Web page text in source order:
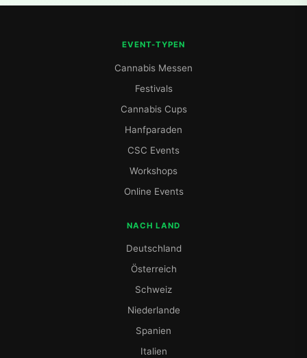
EVENT-TYPEN
Cannabis Messen
Festivals
Cannabis Cups
Hanfparaden
CSC Events
Workshops
Online Events
NACH LAND
Deutschland
Österreich
Schweiz
Niederlande
Spanien
Italien